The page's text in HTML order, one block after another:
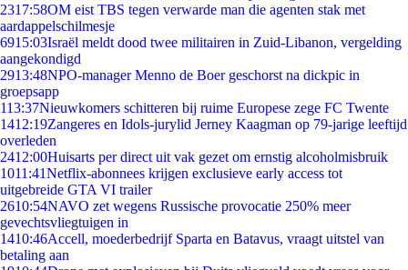
2317:58OM eist TBS tegen verwarde man die agenten stak met
aardappelschilmesje
6915:03Israël meldt dood twee militairen in Zuid-Libanon, vergelding
aangekondigd
2913:48NPO-manager Menno de Boer geschorst na dickpic in
groepsapp
113:37Nieuwkomers schitteren bij ruime Europese zege FC Twente
1412:19Zangeres en Idols-jurylid Jerney Kaagman op 79-jarige leeftijd
overleden
2412:00Huisarts per direct uit vak gezet om ernstig alcoholmisbruik
1011:41Netflix-abonnees krijgen exclusieve early access tot
uitgebreide GTA VI trailer
2610:54NAVO zet wegens Russische provocatie 250% meer
gevechtsvliegtuigen in
1410:46Accell, moederbedrijf Sparta en Batavus, vraagt uitstel van
betaling aan